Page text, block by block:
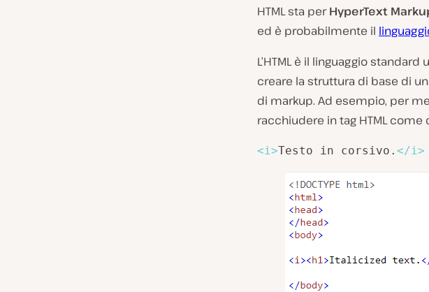
HTML sta perHyperText
ed è probabilmente il
L’HTML è il linguaggio
creare la struttura di base di
di markup. Ad esempio, per
racchiudere in tag HTML come
<i>Testo in corsivo. </i>